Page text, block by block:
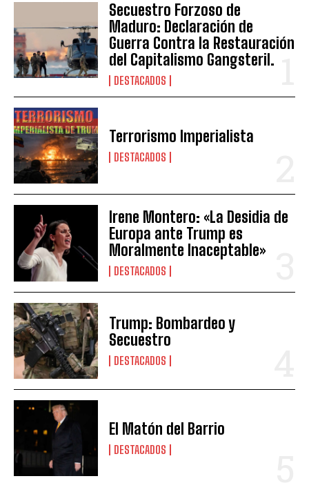
Secuestro Forzoso de
Maduro: Declaración de
Guerra Contra la Restauración
del Capitalismo Gangsteril.
DESTACADOS
Terrorismo Imperialista
DESTACADOS
Irene Montero: «La Desidia de
Europa ante Trump es
Moralmente Inaceptable»
DESTACADOS
Trump: Bombardeo y
Secuestro
DESTACADOS
El Matón del Barrio
DESTACADOS